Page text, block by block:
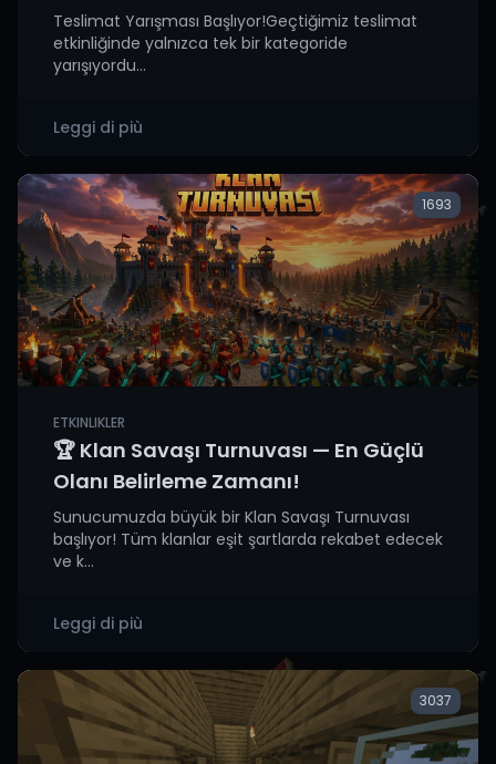
Teslimat Yarışması Başlıyor!Geçtiğimiz teslimat
etkinliğinde yalnızca tek bir kategoride
yarışıyordu...
Leggi di più
1693
ETKINLIKLER
🏆 Klan Savaşı Turnuvası — En Güçlü
Olanı Belirleme Zamanı!
Sunucumuzda büyük bir Klan Savaşı Turnuvası
başlıyor! Tüm klanlar eşit şartlarda rekabet edecek
ve k...
Leggi di più
3037